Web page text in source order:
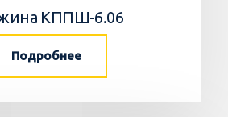
КППШ-6.06
Подробнее